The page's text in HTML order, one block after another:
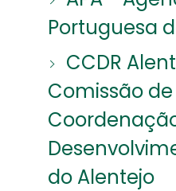
Portuguesa
CCDR
Comissão de
do Alentejo